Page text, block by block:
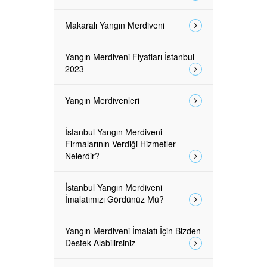
Makaralı Yangın Merdiveni
Yangın Merdiveni Fiyatları İstanbul
2023
Yangın Merdivenleri
İstanbul Yangın Merdiveni
Firmalarının Verdiği Hizmetler
Nelerdir?
İstanbul Yangın Merdiveni
İmalatımızı Gördünüz Mü?
Yangın Merdiveni İmalatı İçin Bizden
Destek Alabilirsiniz